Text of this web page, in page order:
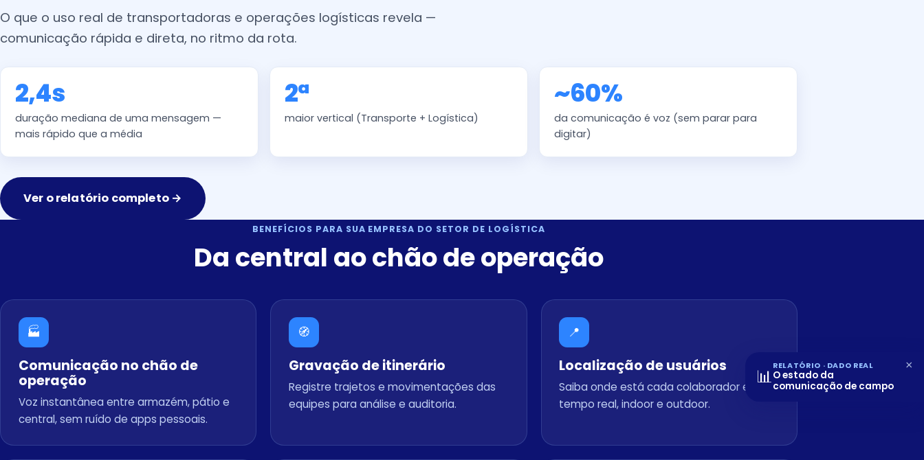
O que o uso real de transportadoras e operações logísticas revela —
comunicação rápida e direta, no ritmo da rota.
2,4s
duração mediana de uma mensagem —
mais rápido que a média
2ª
maior vertical (Transporte + Logística)
~60%
da comunicação é voz (sem parar para
digitar)
Ver o relatório completo →
BENEFÍCIOS PARA SUA EMPRESA DO SETOR DE LOGÍSTICA
Da central ao chão de operação
🏭
Comunicação no chão de
operação
Voz instantânea entre armazém, pátio e
central, sem ruído de apps pessoais.
🧭
Gravação de itinerário
Registre trajetos e movimentações das
equipes para análise e auditoria.
📍
Localização de usuários
Saiba onde está cada colaborador em
tempo real, indoor e outdoor.
📊 RELATÓRIO · DADO REAL
O estado da
comunicação de campo
×